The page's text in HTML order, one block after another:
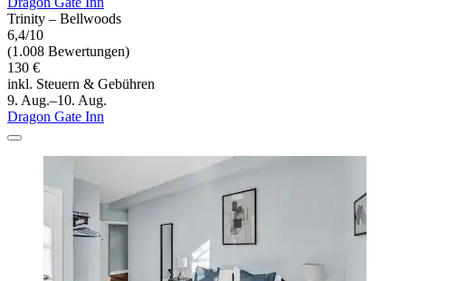
Trinity – Bellwoods
6,4/10
(1.008 Bewertungen)
130 €
inkl. Steuern & Gebühren
9. Aug.–10. Aug.
Dragon Gate Inn